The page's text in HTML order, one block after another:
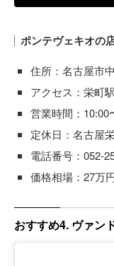
ポンテヴェキオの
住所：名古屋市
アクセス：栄町
営業時間：10:00
定休日：名古屋
電話番号：052-
価格相場：27万
おすすめ4. ヴァン